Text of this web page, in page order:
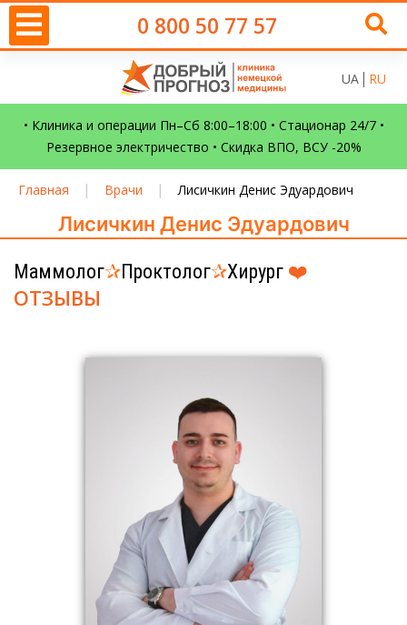
0 800 50 77 57
UA RU
• Клиника и операции Пн–Сб 8:00–18:00 • Стационар 24/7 •
Резервное электричество • Скидка ВПО, ВСУ -20%
Главная | Врачи | Лисичкин Денис Эдуардович
Лисичкин Денис Эдуардович
Маммолог✰Проктолог✰Хирург ❤️
ОТЗЫВЫ